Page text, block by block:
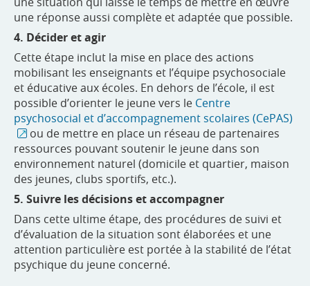
une réponse aussi complète et adaptée que possible.
4. Décider et agir
Cette étape inclut la mise en place des actions
mobilisant les enseignants et l’équipe psychosociale
et éducative aux écoles. En dehors de l’école, il est
possible d’orienter le jeune vers le Centre
psychosocial et d’accompagnement scolaires (CePAS)
ou de mettre en place un réseau de partenaires
ressources pouvant soutenir le jeune dans son
environnement naturel (domicile et quartier, maison
des jeunes, clubs sportifs, etc.).
5. Suivre les décisions et accompagner
Dans cette ultime étape, des procédures de suivi et
d’évaluation de la situation sont élaborées et une
attention particulière est portée à la stabilité de l’état
psychique du jeune concerné.